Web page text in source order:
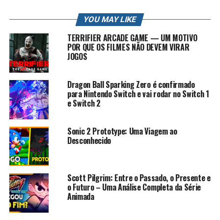
Insta: /robertocarlosfj
Page do Face: /rkplayss
Grupo do Face: /gamers brasil
Lives na Twitch e Facebook: /rkplay
Contato Profissional: contato.roberto94@gmail.com
#rkplay #ScottPilgrim #HISTORIADOSJOGOS
PLAYLIST HISTORIA DOS JOGOS
Vídeo mencionado
Mais sobre ScottPilgrim
Quem é fã da HQ Scott Pilgrim vs. The World já deve ter
ouvido falar do jogo homônimo que foi lançado
originalmente no PS3 e Xbox 360 em 2010. Ele foi
removido das lojas digitais após alguns anos, mas caso
YOU MAY LIKE
TERRIFIER ARCADE GAME — UM MOTIVO
POR QUE OS FILMES NÃO DEVEM VIRAR
JOGOS
Dragon Ball Sparking Zero é confirmado
para Nintendo Switch e vai rodar no Switch 1
e Switch 2
Sonic 2 Prototype: Uma Viagem ao
Desconhecido
Scott Pilgrim: Entre o Passado, o Presente e
o Futuro – Uma Análise Completa da Série
Animada